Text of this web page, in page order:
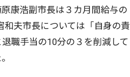
康浩副市長は３カ月間給与の
夫市長については「自身の責
職手当の10分の３を削減して